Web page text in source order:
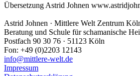
Übersetzung Astrid Johnen
Astrid Johnen · Mittlere Welt Zentrum
Beratung und Schule für schamanische
Postfach 90 30 76 · 51123 Köln
Fon: +49 (0)2203 12143
info@mittlere-welt.de
Impressum